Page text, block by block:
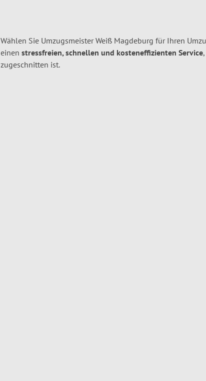
Wählen Sie Umzugsmeister Weiß Magdeburg für Ihren
einen stressfreien, schnellen und kosteneffizienten Service
zugeschnitten ist.